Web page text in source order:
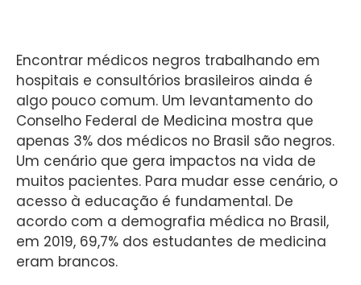
Encontrar médicos negros trabalhando em
hospitais e consultórios brasileiros ainda é
algo pouco comum. Um levantamento do
Conselho Federal de Medicina mostra que
apenas 3% dos médicos no Brasil são negros.
Um cenário que gera impactos na vida de
muitos pacientes. Para mudar esse cenário, o
acesso à educação é fundamental. De
acordo com a demografia médica no Brasil,
em 2019, 69,7% dos estudantes de medicina
eram brancos.